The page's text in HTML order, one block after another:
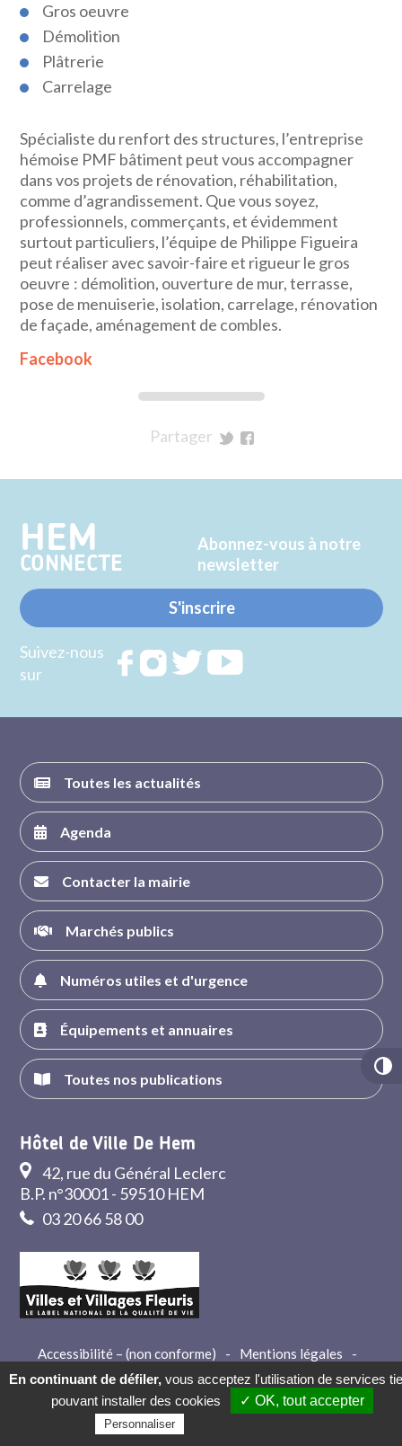
Gros oeuvre
Démolition
Plâtrerie
Carrelage
Spécialiste du renfort des structures, l’entreprise
hémoise PMF bâtiment peut vous accompagner
dans vos projets de rénovation, réhabilitation,
comme d’agrandissement. Que vous soyez,
professionnels, commerçants, et évidemment
surtout particuliers, l’équipe de Philippe Figueira
peut réaliser avec savoir-faire et rigueur le gros
oeuvre : démolition, ouverture de mur, terrasse,
pose de menuiserie, isolation, carrelage, rénovation
de façade, aménagement de combles.
Facebook
Partager
Twitter
Facebook
HEM
CONNECTE
Abonnez-vous à notre
newsletter
S'inscrire
Suivez-nous
sur
RejoignezRejoignezRejoignez
Toutes les actualités
Agenda
Contacter la mairie
Marchés publics
Numéros utiles et d'urgence
Équipements et annuaires
Toutes nos publications
Hôtel de Ville De Hem
42, rue du Général Leclerc
B.P. n°30001 - 59510 HEM
03 20 66 58 00
Accessibilité – (non conforme) - Mentions légales
-
Crédits
Contact
En continuant de défiler, vous acceptez l'utilisation de services
pouvant installer des cookies
✓ OK, tout accepter
Personnaliser